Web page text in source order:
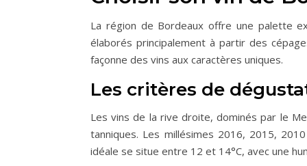
La région de Bordeaux offre une palette
élaborés principalement à partir des
façonne des vins aux caractères uniques.
Les critères de
Les vins de la rive droite, dominés par le
tanniques. Les millésimes 2016, 2015,
idéale se situe entre 12 et 14°C, avec une